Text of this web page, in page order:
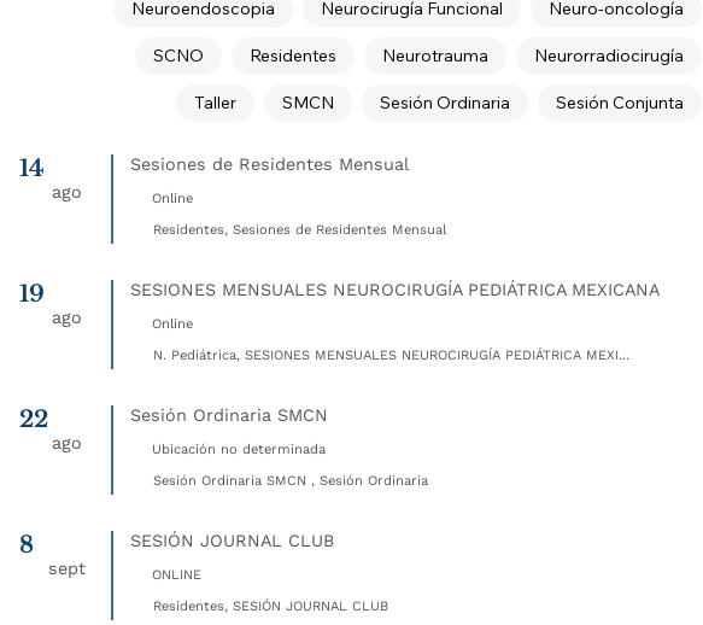
Neuro-oncología
Neurocirugía Funcional
Neuroendoscopia
Neurorradiocirugía
Neurotrauma
Residentes
SCNO
Sesión Conjunta
Sesión Ordinaria
SMCN
Taller
14
ago
Sesiones de Residentes Mensual
Online
Residentes, Sesiones de Residentes Mensual
19
ago
SESIONES MENSUALES NEUROCIRUGÍA PEDIÁTRICA MEXICANA
Online
N. Pediátrica, SESIONES MENSUALES NEUROCIRUGÍA PEDIÁTRICA MEXI...
22
ago
Sesión Ordinaria SMCN
Ubicación no determinada
Sesión Ordinaria SMCN , Sesión Ordinaria
8
sept
SESIÓN JOURNAL CLUB
ONLINE
Residentes, SESIÓN JOURNAL CLUB